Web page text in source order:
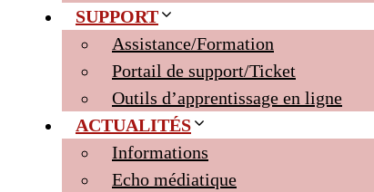
SUPPORT
Assistance/Formation
Portail de support/Ticket
Outils d’apprentissage en ligne
ACTUALITÉS
Informations
Echo médiatique